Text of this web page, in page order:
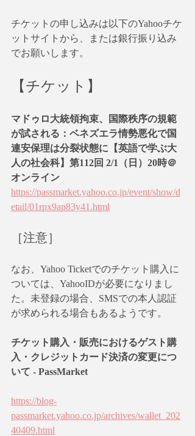
チケットの申し込みは以下のYahooチケ
ットサイトから、または銀行振り込み
でお願いします。
【チケット】
マドゥロ大統領拘束、国際秩序の規範
が試される：ベネズエラ情勢悪化で国
連安保理は分裂状態に【英語で学ぶ大
人の社会科】第112回 2/1（日）20時＠
オンライン
https://passmarket.yahoo.co.jp/event/show/d
etail/01rpx9ap83y41.html
［注意］
なお、Yahoo Ticketでのチケット購入に
ついては、YahooIDが必要になりまし
た。未登録の場合、SMSでの本人認証
が求められる場合もあるようです。
チケット購入・販売におけるゲスト購
入・クレジットカード決済の変更につ
いて - PassMarket
https://blog-
passmarket.yahoo.co.jp/archives/wallet_202
40409.html